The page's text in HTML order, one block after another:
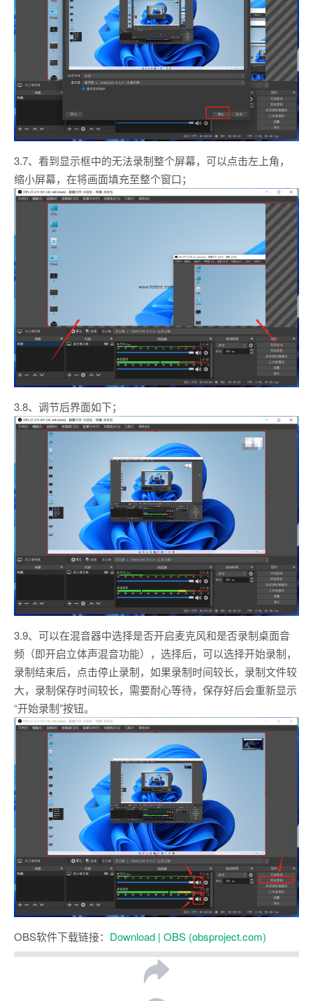
3.7、看到显示框中的无法录制整个屏幕，可以点击左上角，
缩小屏幕，在将画面填充至整个窗口；
3.8、调节后界面如下；
3.9、可以在混音器中选择是否开启麦克风和是否录制桌面音
频（即开启立体声混音功能），选择后，可以选择开始录制，
录制结束后，点击停止录制，如果录制时间较长，录制文件较
大，录制保存时间较长，需要耐心等待，保存好后会重新显示
“开始录制”按钮。
OBS软件下载链接： Download | OBS (obsproject.com)